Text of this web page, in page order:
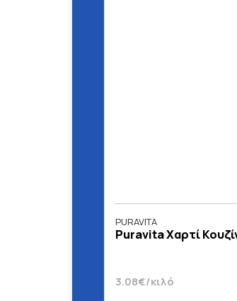
PURAVITA
Puravita Χαρτί
3.08€/κιλό